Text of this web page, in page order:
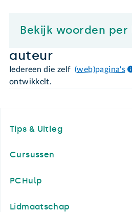
Bekijk woorden
auteur
Iedereen die zelf (web)pagina's
ontwikkelt.
Tips & Uitleg
Cursussen
PCHulp
Lidmaatschap